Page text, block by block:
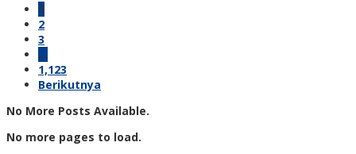
1
2
3
…
1,123
Berikutnya
No More Posts Available.
No more pages to load.